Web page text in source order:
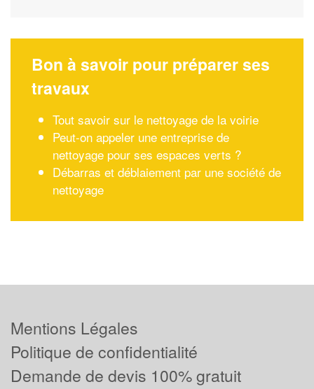
Bon à savoir pour préparer ses
travaux
Tout savoir sur le nettoyage de la voirie
Peut-on appeler une entreprise de
nettoyage pour ses espaces verts ?
Débarras et déblaiement par une société de
nettoyage
Mentions Légales
Politique de confidentialité
Demande de devis 100% gratuit